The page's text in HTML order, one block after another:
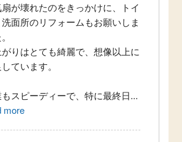
が壊れたのをきっかけに、トイ
洗面所のリフォームもお願いしま
りはとても綺麗で、想像以上に
ています。
スピーディーで、特に最終日...
more